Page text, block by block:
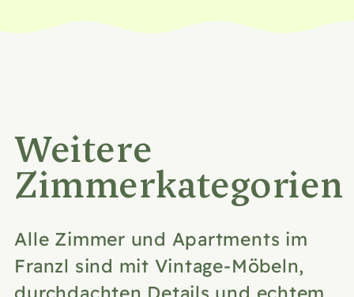
Weitere
Zimmerkategorien
Alle Zimmer und Apartments im
Franzl sind mit Vintage-Möbeln,
durchdachten Details und echtem